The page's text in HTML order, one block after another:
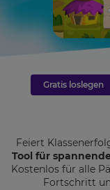
Gratis loslegen
Feiert
Tool für
Kostenlos für alle
Fortschritt